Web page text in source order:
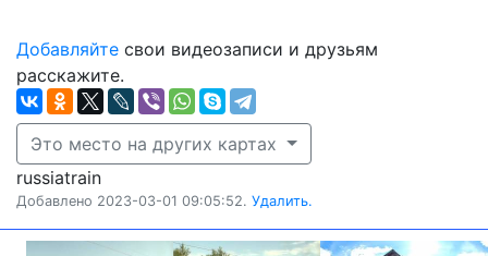
Добавляйте свои видеозаписи и друзьям
расскажите.
Это место на других картах
russiatrain
Добавлено 2023-03-01 09:05:52. Удалить.